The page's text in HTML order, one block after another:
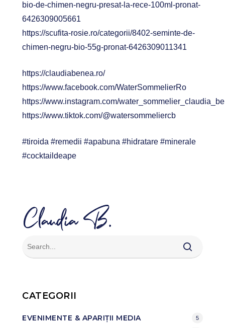
bio-de-chimen-negru-presat-la-rece-100ml-pronat-
6426309005661
https://scufita-rosie.ro/categorii/8402-seminte-de-
chimen-negru-bio-55g-pronat-6426309011341
https://claudiabenea.ro/
https://www.facebook.com/WaterSommelierRo
https://www.instagram.com/
https://www.tiktok.com/@watersommeliercb
#tiroida #remedii #apabuna #hidratare #minerale
#cocktaildeape
CATEGORII
EVENIMENTE & APARIȚII MEDIA 5